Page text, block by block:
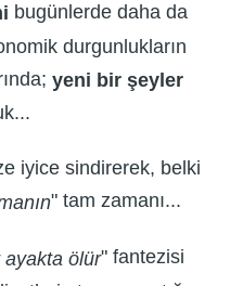
bugünlerde daha da
durgunlukların
yeni bir şeyler
iyice sindirerek, belki
" tam zamanı...
ayakta ölür" fantezisi